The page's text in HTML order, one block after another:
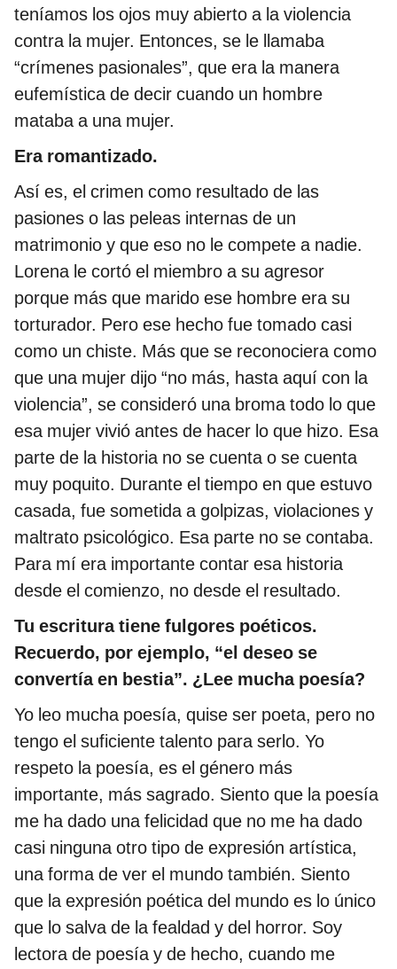
teníamos los ojos muy abierto a la violencia
contra la mujer. Entonces, se le llamaba
“crímenes pasionales”, que era la manera
eufemística de decir cuando un hombre
mataba a una mujer.
Era romantizado.
Así es, el crimen como resultado de las
pasiones o las peleas internas de un
matrimonio y que eso no le compete a nadie.
Lorena le cortó el miembro a su agresor
porque más que marido ese hombre era su
torturador. Pero ese hecho fue tomado casi
como un chiste. Más que se reconociera como
que una mujer dijo “no más, hasta aquí con la
violencia”, se consideró una broma todo lo que
esa mujer vivió antes de hacer lo que hizo. Esa
parte de la historia no se cuenta o se cuenta
muy poquito. Durante el tiempo en que estuvo
casada, fue sometida a golpizas, violaciones y
maltrato psicológico. Esa parte no se contaba.
Para mí era importante contar esa historia
desde el comienzo, no desde el resultado.
Tu escritura tiene fulgores poéticos.
Recuerdo, por ejemplo, “el deseo se
convertía en bestia”. ¿Lee mucha poesía?
Yo leo mucha poesía, quise ser poeta, pero no
tengo el suficiente talento para serlo. Yo
respeto la poesía, es el género más
importante, más sagrado. Siento que la poesía
me ha dado una felicidad que no me ha dado
casi ninguna otro tipo de expresión artística,
una forma de ver el mundo también. Siento
que la expresión poética del mundo es lo único
que lo salva de la fealdad y del horror. Soy
lectora de poesía y de hecho, cuando me